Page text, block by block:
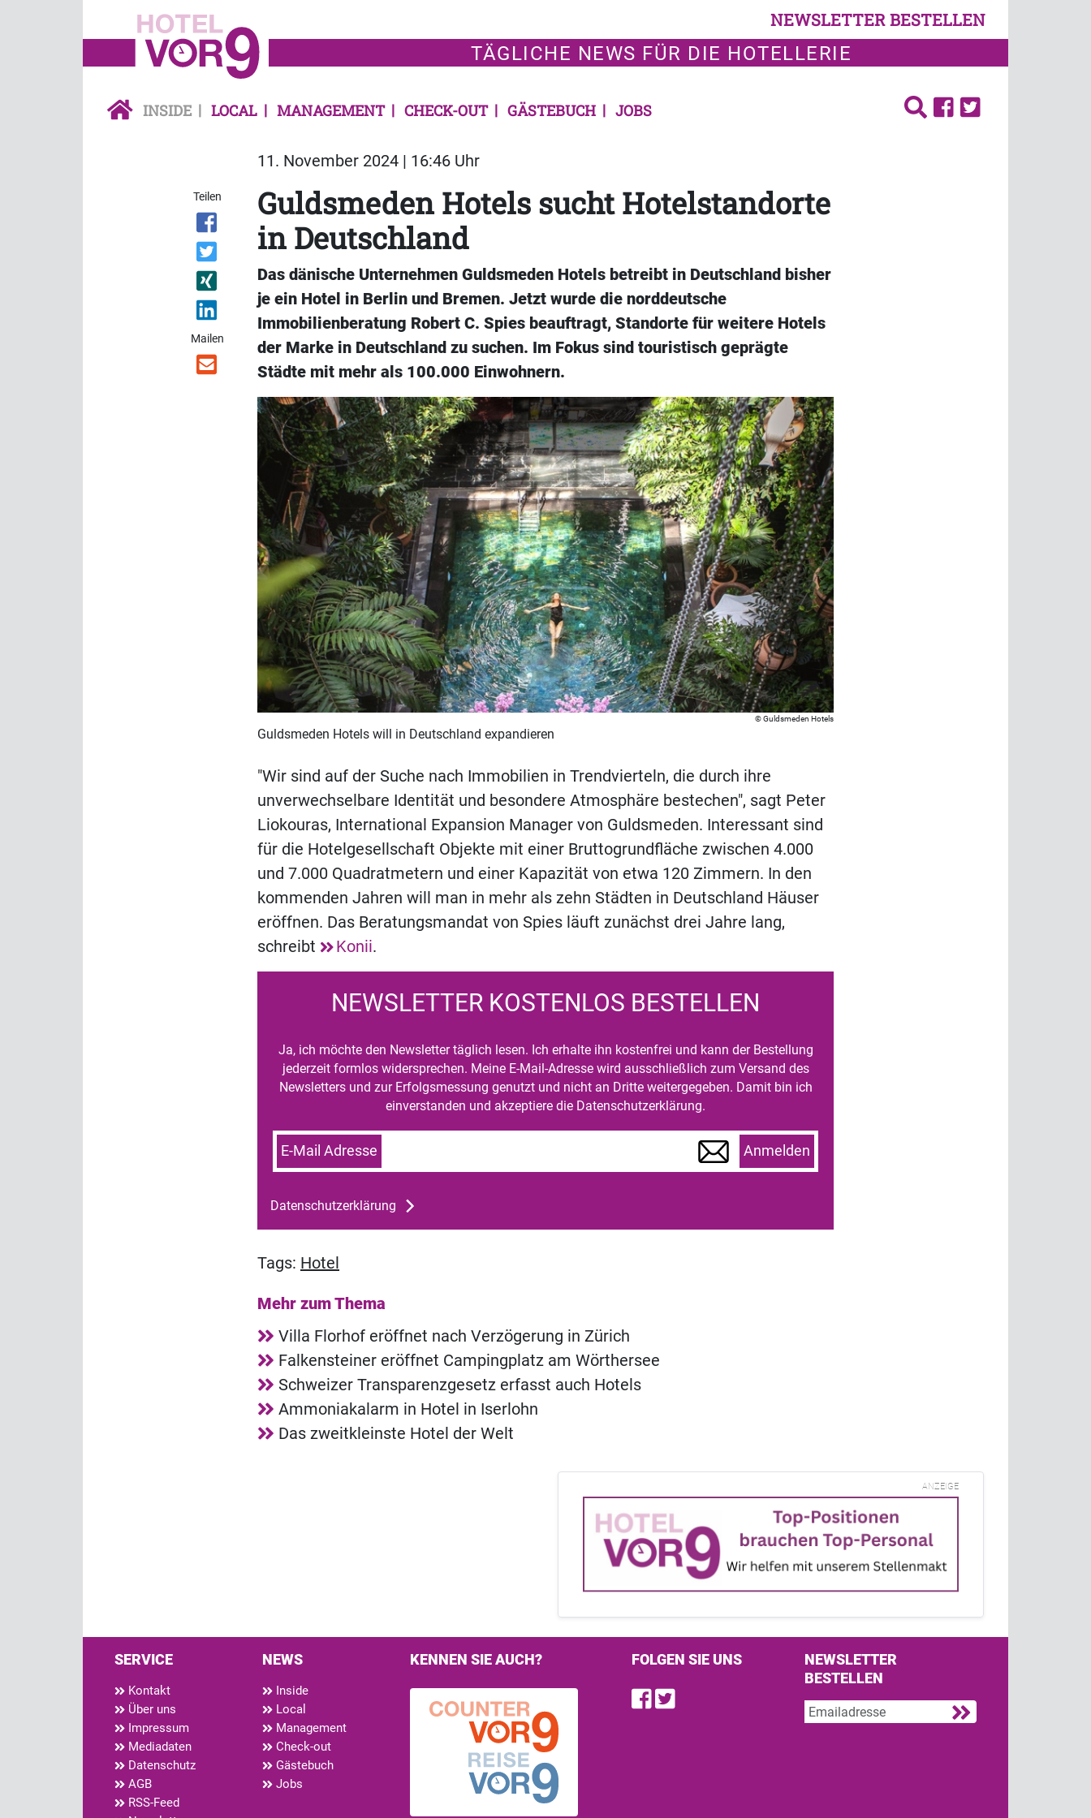
NEWSLETTER BESTELLEN
TÄGLICHE NEWS FÜR DIE HOTELLERIE
INSIDE LOCAL MANAGEMENT CHECK-OUT GÄSTEBUCH JOBS
11. November 2024 | 16:46 Uhr
Teilen
Mailen
Guldsmeden Hotels sucht Hotelstandorte
in Deutschland
Das dänische Unternehmen Guldsmeden Hotels betreibt in Deutschland bisher
je ein Hotel in Berlin und Bremen. Jetzt wurde die norddeutsche
Immobilienberatung Robert C. Spies beauftragt, Standorte für weitere Hotels
der Marke in Deutschland zu suchen. Im Fokus sind touristisch geprägte
Städte mit mehr als 100.000 Einwohnern.
Guldsmeden Hotels
Guldsmeden Hotels will in Deutschland expandieren
"Wir sind auf der Suche nach Immobilien in Trendvierteln, die durch ihre
unverwechselbare Identität und besondere Atmosphäre bestechen", sagt Peter
Liokouras, International Expansion Manager von Guldsmeden. Interessant sind
für die Hotelgesellschaft Objekte mit einer Bruttogrundfläche zwischen 4.000
und 7.000 Quadratmetern und einer Kapazität von etwa 120 Zimmern. In den
kommenden Jahren will man in mehr als zehn Städten in Deutschland Häuser
eröffnen. Das Beratungsmandat von Spies läuft zunächst drei Jahre lang,
schreibt
Konii.
NEWSLETTER KOSTENLOS BESTELLEN
Ja, ich möchte den Newsletter täglich lesen. Ich erhalte ihn kostenfrei und kann der Bestellung
jederzeit formlos widersprechen. Meine E-Mail-Adresse wird ausschließlich zum Versand des
Newsletters und zur Erfolgsmessung genutzt und nicht an Dritte weitergegeben. Damit bin ich
einverstanden und akzeptiere die Datenschutzerklärung.
E-Mail Adresse Anmelden
Datenschutzerklärung
Tags: Hotel
Mehr zum Thema
Villa Florhof eröffnet nach Verzögerung in Zürich
Falkensteiner eröffnet Campingplatz am Wörthersee
Schweizer Transparenzgesetz erfasst auch Hotels
Ammoniakalarm in Hotel in Iserlohn
Das zweitkleinste Hotel der Welt
ANZEIGE
SERVICE
Kontakt
Über uns
Impressum
Mediadaten
Datenschutz
AGB
RSS-Feed
NEWS
Inside
Local
Management
Check-out
Gästebuch
Jobs
KENNEN SIE AUCH? FOLGEN SIE UNS
Find us on Facebook
Follow us on Twitter
NEWSLETTER
BESTELLEN